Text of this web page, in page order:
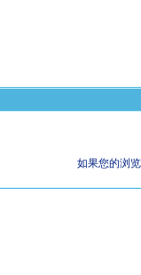
如果您的浏